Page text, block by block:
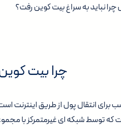
چرا نباید به سراغ بیت کوین رفت؟
چرا بیت
انتقال پول از طریق اینترنت
که توسط شبکه ای غیرمتمرکز با